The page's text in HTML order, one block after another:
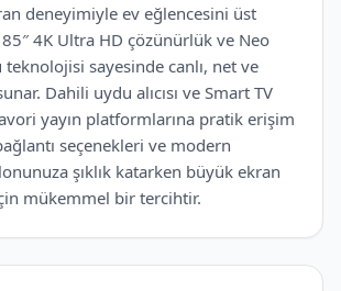
deneyimiyle ev eğlencesini üst
85″ 4K Ultra HD çözünürlük ve Neo
sayesinde canlı, net ve
Dahili uydu alıcısı ve Smart TV
yayın platformlarına pratik erişim
seçenekleri ve modern
şıklık katarken büyük ekran
mükemmel bir tercihtir.